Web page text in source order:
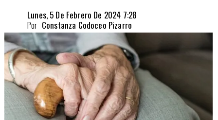
Lunes, 5 De Febrero De 2024 7:28
Constanza Codoceo Pizarro
Por